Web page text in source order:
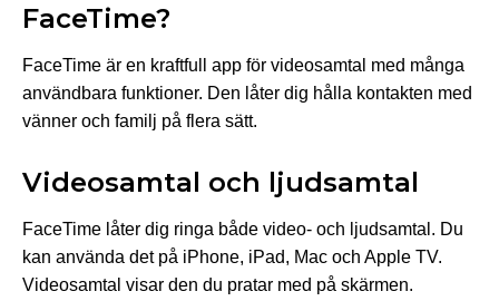
FaceTime?
FaceTime är en kraftfull app för videosamtal med många
användbara funktioner. Den låter dig hålla kontakten med
vänner och familj på flera sätt.
Videosamtal och ljudsamtal
FaceTime låter dig ringa både video- och ljudsamtal. Du
kan använda det på iPhone, iPad, Mac och Apple TV.
Videosamtal visar den du pratar med på skärmen.